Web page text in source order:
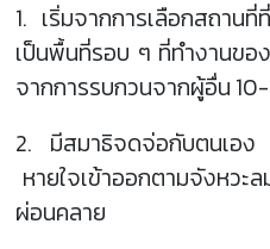
1. เริ่มจากการเลือกสถาน
เป็นพื้นที่รอบ ๆ ที่ทำงานข
จากการรบกวนจากผู้อื่น 10-
2. มีสมาธิจดจ่อกับตนเอง
หายใจเข้าออกตามจังหวะ
ผ่อนคลาย